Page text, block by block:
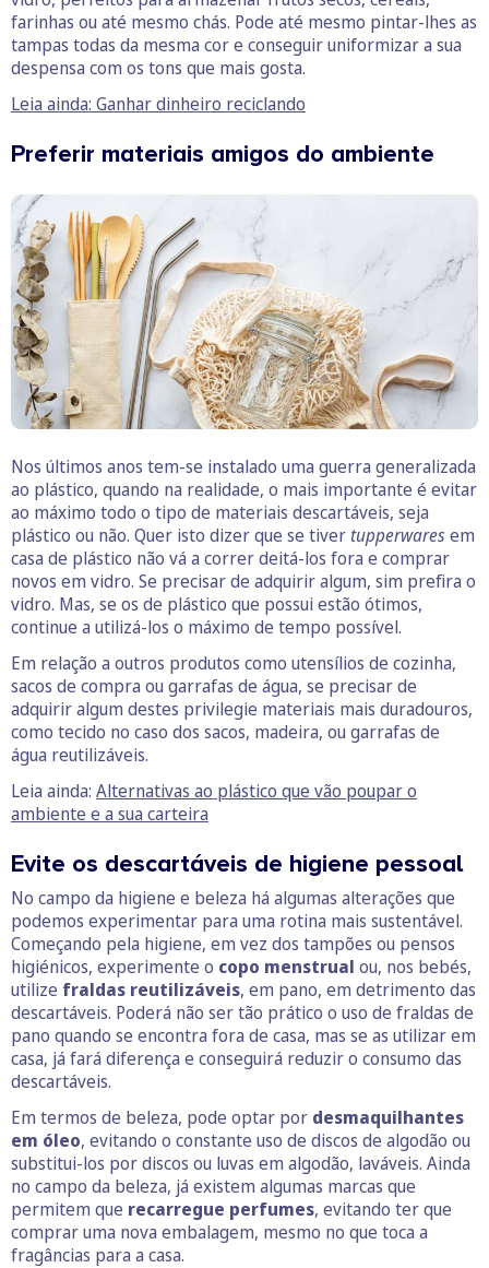
farinhas ou até mesmo chás. Pode até mesmo pintar-lhes as
tampas todas da mesma cor e conseguir uniformizar a sua
despensa com os tons que mais gosta.
Leia ainda: Ganhar dinheiro reciclando
Preferir materiais amigos do ambiente
Nos últimos anos tem-se instalado uma guerra generalizada
ao plástico, quando na realidade, o mais importante é evitar
ao máximo todo o tipo de materiais descartáveis, seja
plástico ou não. Quer isto dizer que se tiver tupperwaresem
casa de plástico não vá a correr deitá-los fora e comprar
novos em vidro. Se precisar de adquirir algum, sim prefira o
vidro. Mas, se os de plástico que possui estão ótimos,
continue a utilizá-los o máximo de tempo possível.
Em relação a outros produtos como utensílios de cozinha,
sacos de compra ou garrafas de água, se precisar de
adquirir algum destes privilegie materiais mais duradouros,
como tecido no caso dos sacos, madeira, ou garrafas de
água reutilizáveis.
Leia ainda: Alternativas ao plástico que vão poupar o
ambiente e a sua carteira
Evite os descartáveis de higiene pessoal
No campo da higiene e beleza há algumas alterações que
podemos experimentar para uma rotina mais sustentável.
Começando pela higiene, em vez dos tampões ou pensos
higiénicos, experimente o copo menstrual ou, nos bebés,
utilize fraldas reutilizáveis, em pano, em detrimento das
descartáveis. Poderá não ser tão prático o uso de fraldas de
pano quando se encontra fora de casa, mas se as utilizar em
casa, já fará diferença e conseguirá reduzir o consumo das
descartáveis.
Em termos de beleza, pode optar por desmaquilhantes
em óleo, evitando o constante uso de discos de algodão ou
substitui-los por discos ou luvas em algodão, laváveis. Ainda
no campo da beleza, já existem algumas marcas que
permitem que recarregue perfumes, evitando ter que
comprar uma nova embalagem, mesmo no que toca a
fragâncias para a casa.